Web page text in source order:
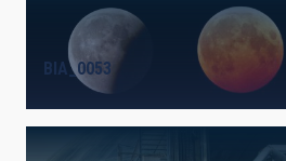
BIA_0053